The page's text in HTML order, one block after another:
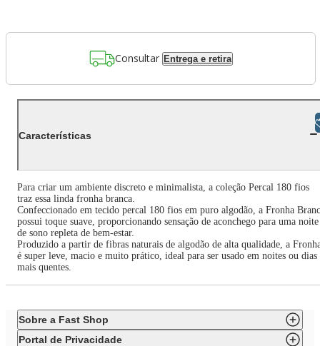
Consultar Entrega e retira
Características
Para criar um ambiente discreto e minimalista, a coleção Percal 180 fios
traz essa linda fronha branca.
Confeccionado em tecido percal 180 fios em puro algodão, a Fronha
possui toque suave, proporcionando sensação de aconchego para uma noite
de sono repleta de bem-estar.
Produzido a partir de fibras naturais de algodão de alta qualidade, a
é super leve, macio e muito prático, ideal para ser usado em noites ou dias
mais quentes.
Sobre a Fast Shop
Portal de Privacidade